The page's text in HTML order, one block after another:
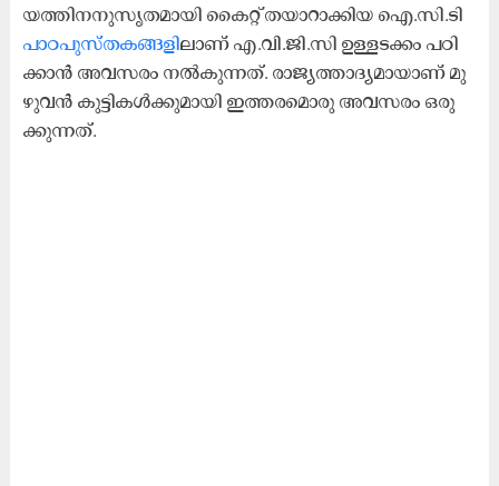
യ​ത്തി​ന​നു​സൃ​ത​മാ​യി കൈ​റ്റ് ത​യാ​റാ​ക്കി​യ ഐ.​സി.​ടി
പാ​ഠ​പു​സ്ത​ക​ങ്ങ​ളി​ലാ​ണ് എ.​വി.​ജി.​സി ഉ​ള്ള​ട​ക്കം പ​ഠി​
ക്കാ​ന്‍ അ​വ​സ​രം ന​ല്‍കു​ന്ന​ത്. രാ​ജ്യ​ത്താ​ദ്യ​മാ​യാ​ണ് മു​
ഴു​വ​ന്‍ കു​ട്ടി​ക​ള്‍ക്കു​മാ​യി ഇ​ത്ത​ര​മൊ​രു അ​വ​സ​രം ഒ​രു​
ക്കു​ന്ന​ത്‌.